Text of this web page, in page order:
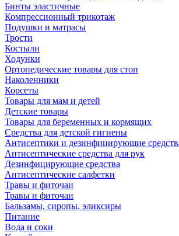
Бинты эластичные
Компрессионный трикотаж
Подушки и матрасы
Трости
Костыли
Ходунки
Ортопедические товары для стоп
Наколенники
Корсеты
Товары для мам и детей
Детские товары
Товары для беременных и кормящих
Средства для детской гигиены
Антисептики и дезинфицирующие
Антисептические средства для рук
Дезинфицирующие средства
Антисептические салфетки
Травы и фиточаи
Травы и фиточаи
Бальзамы, сиропы, эликсиры
Питание
Вода и соки